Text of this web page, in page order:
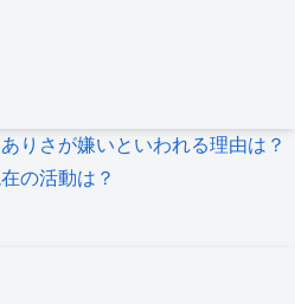
りさが嫌いといわれる理由は？
の活動は？